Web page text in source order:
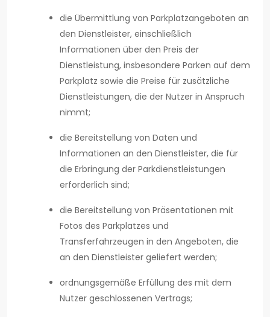
die Übermittlung von Parkplatzangeboten an
den Dienstleister, einschließlich
Informationen über den Preis der
Dienstleistung, insbesondere Parken auf dem
Parkplatz sowie die Preise für zusätzliche
Dienstleistungen, die der Nutzer in Anspruch
nimmt;
die Bereitstellung von Daten und
Informationen an den Dienstleister, die für
die Erbringung der Parkdienstleistungen
erforderlich sind;
die Bereitstellung von Präsentationen mit
Fotos des Parkplatzes und
Transferfahrzeugen in den Angeboten, die
an den Dienstleister geliefert werden;
ordnungsgemäße Erfüllung des mit dem
Nutzer geschlossenen Vertrags;